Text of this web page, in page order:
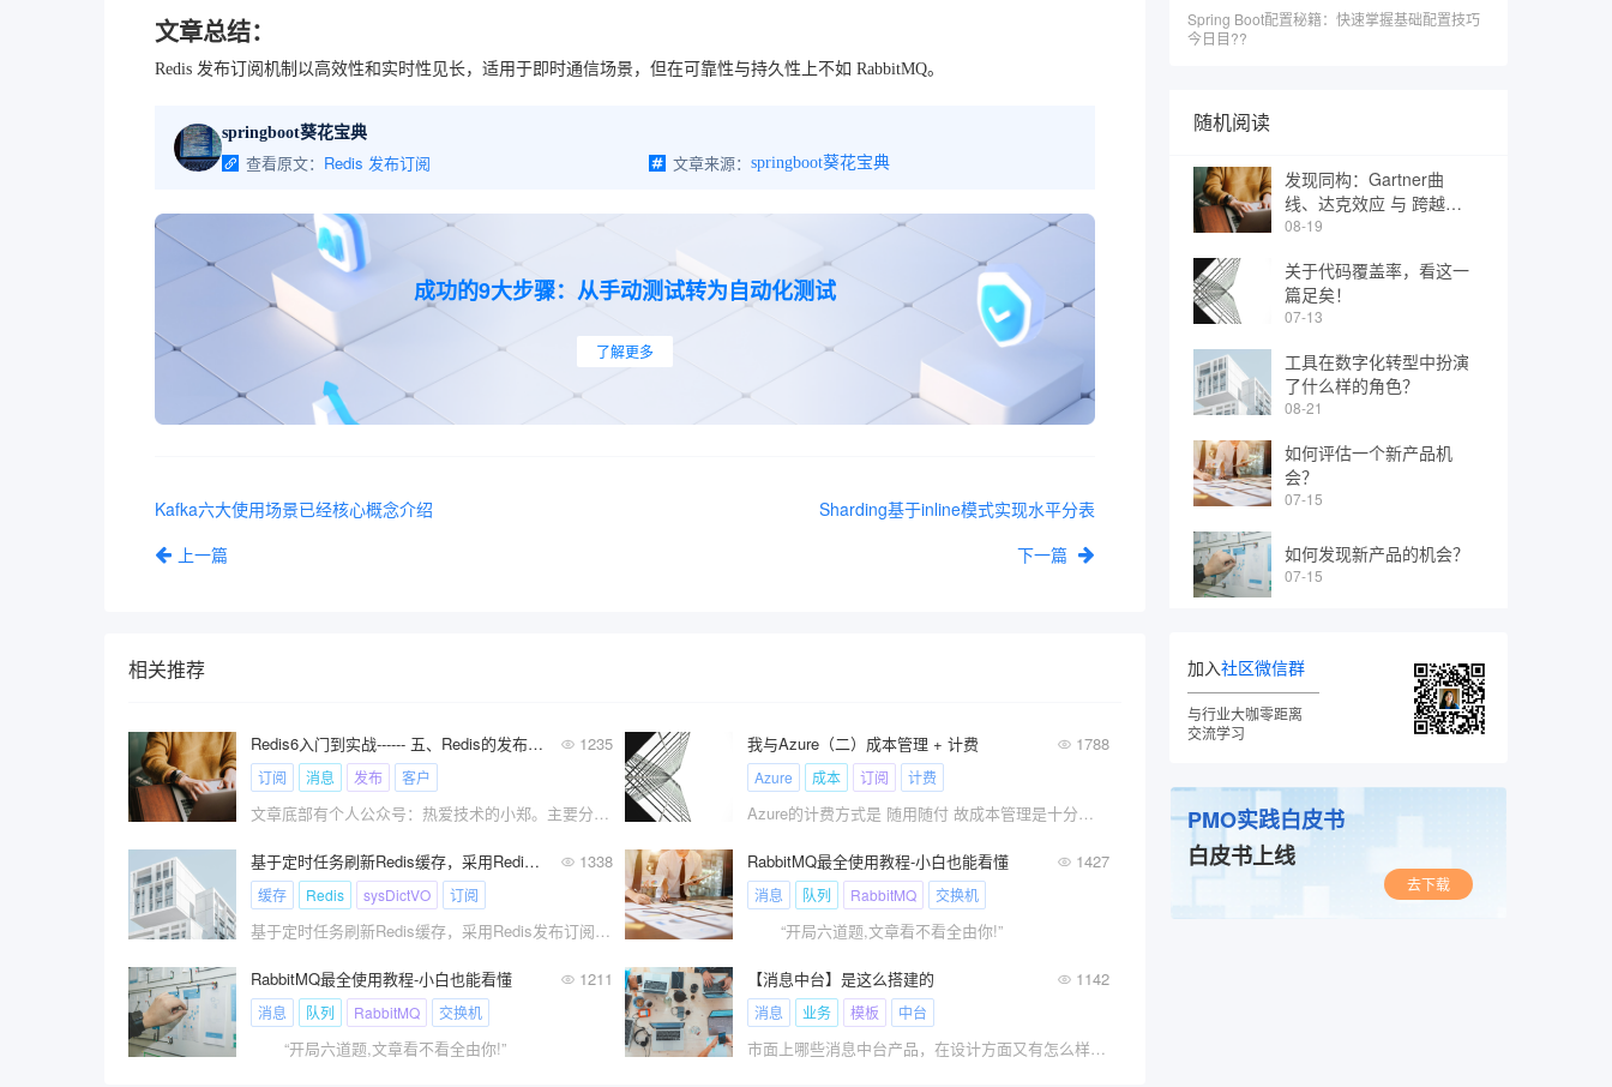
文章总结：
Redis 发布订阅机制以高效性和实时性见长，适用于即时通信场景，但在可靠性与持久性上不如 RabbitMQ。
springboot葵花宝典
查看原文： Redis 发布订阅 文章来源： springboot葵花宝典
成功的9大步骤：从手动测试转为自动化测试
了解更多
Kafka六大使用场景已经核心概念介绍
上一篇
Sharding基于inline模式实现水平分表
下一篇
相关推荐
Redis6入门到实战------ 五、Redis的发布和订阅 1235
订阅 消息 发布 客户
文章底部有个人公众号：热爱技术的小郑。主要分享开发知识、学习资料、毕业设计指导等。有兴趣的可以关注一下。为何
我与Azure（二）成本管理 + 计费 1788
Azure 成本 订阅 计费
​Azure的计费方式是 随用随付 故成本管理是十分重要的。
基于定时任务刷新Redis缓存，采用Redis发布订阅实现更新本地缓存，1箭双雕 1338
缓存 Redis sysDictVO 订阅
基于定时任务刷新Redis缓存，采用Redis发布订阅实现更新本地缓存。定时任务的解决方案中，定时任务程序schedule会在特定的时间间隔内执行特定的任务。这个任务通常会扫描数据库和缓存，并保持它们之间的一致性。
RabbitMQ最全使用教程-小白也能看懂 1427
消息 队列 RabbitMQ 交换机
“开局六道题,文章看不看全由你!”
RabbitMQ最全使用教程-小白也能看懂 1211
消息 队列 RabbitMQ 交换机
“开局六道题,文章看不看全由你!”
【消息中台】是这么搭建的 1142
消息 业务 模板 中台
市面上哪些消息中台产品，在设计方面又有怎么样的?
Spring Boot配置秘籍：快速掌握基础配置技巧
今日目??
随机阅读
发现同构：Gartner曲
线、达克效应 与 跨越鸿
沟
08-19
关于代码覆盖率，看这一
篇足矣！
07-13
工具在数字化转型中扮演
了什么样的角色？
08-21
如何评估一个新产品机
会？
07-15
如何发现新产品的机会？
07-15
加入社区微信群
与行业大咖零距离
交流学习
PMO实践白皮书
白皮书上线
去下载